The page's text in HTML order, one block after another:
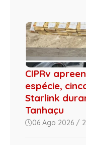
CIPRv
espécie,
Starlink
Tanhaçu
06 Ago 2026 /